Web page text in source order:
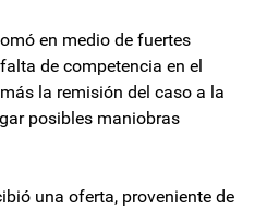
en medio de fuertes
de competencia en el
la remisión del caso a la
posibles maniobras
una oferta, proveniente de